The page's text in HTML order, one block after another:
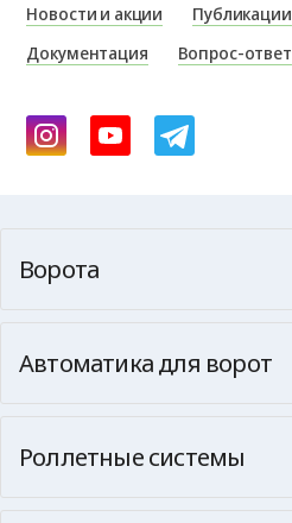
Новости и акции
Публикации
Документация
Вопрос-ответ
Ворота
Автоматика для ворот
Роллетные системы